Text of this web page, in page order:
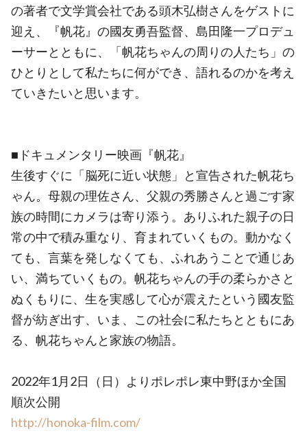
の著者で文学賞会社である頭木弘樹さんをゲストに
迎え、『帆花』の國友勇吾監督、島田隆一プロデュ
ーサーとともに、「帆花ちゃんの周りの人たち」の
ひとりとして私たちに何ができ、語れるのかを考え
ていきたいと思います。
■ドキュメンタリー映画『帆花』
生後すぐに「脳死に近い状態」と宣告された帆花ち
ゃん。母親の理佐さん、父親の秀勝さんと過ごす家
族の時間にカメラは寄り添う。ありふれた親子の日
常の中で積み重なり、育まれていくもの。動かなく
ても、言葉を発しなくても、ふれあうことで通じあ
い、満ちていくもの。帆花ちゃんの手の柔らかさと
ぬくもりに、生を実感して心が震えたという國友監
督が紡ぎ出す、いま、この社会に私たちとともにあ
る、帆花ちゃんと家族の物語。
2022年1月2日（日）よりポレポレ東中野ほか全国
順次公開
http://honoka-film.com/